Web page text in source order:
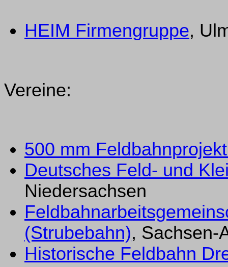
HEIM Firmengruppe,
Vereine:
500 mm
Deutsches Feld- und
Niedersachsen
(Strubebahn), Sachsen-
Historische Feldbahn